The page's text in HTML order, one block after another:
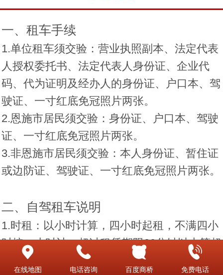
一、租车手续
1.单位租车须交验：营业执照副本、法定代表
人授权委托书、法定代表人身份证、企业代
码、代为证明及经办人的身份证、户口本、驾
驶证、一寸红底免冠照片两张。
2.恩施市居民须交验：身份证、户口本、驾驶
证、一寸红底免冠照片两张。
3.非恩施市居民须交验：本人身份证、暂住证
或边防证、驾驶证、一寸红底免冠照片两张。
二、自驾租车说明
1.时租：以小时计算，四小时起租，不满四小
时按一小时计，超过租赁期限30分钟以上算超
时。限行驶100公里。
在线地图 电话咨询 百度商桥 免费电话